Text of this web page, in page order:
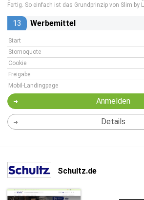
Fertig. So einfach ist das Grundprinzip von Slim by
13 Werbemittel
Start
Stornoquote
Cookie
Freigabe
Mobil-Landingpage
Anmelden
Details
Schultz.de